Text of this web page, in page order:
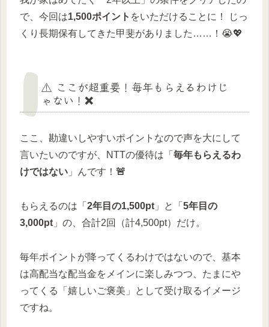
で、今回は1,500ポイント をいただけることに！ じっ
くり長期保有してきた甲斐がありました……！😭💖
⚠️ ここが超重要！毎年もらえるわけじ
ゃない！❌
ここ、勘違いしやすいポイントなので声を大にして
言いたいのですが、NTTの優待は「 毎年もらえるわ
けではない 」んです！ 🚨
もらえるのは「 2年目の1,500pt 」と「 5年目の
3,000pt 」の、合計2回（計4,500pt）だけ。
毎年ポイントが降ってくるわけではないので、基本
は高配当な配当金をメインに楽しみつつ、たまにや
ってくる「嬉しいご褒美」として受け取るイメージ
ですね。